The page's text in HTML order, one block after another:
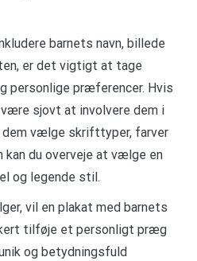
barnets navn, billede
er det vigtigt at tage
personlige præferencer. Hvis
sjovt at involvere dem i
dem vælge skrifttyper, farver
kan du overveje at vælge en
og legende stil.
vil en plakat med barnets
tilføje et personligt præg
og betydningsfuld